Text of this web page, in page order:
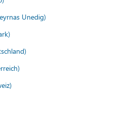
Unedig)